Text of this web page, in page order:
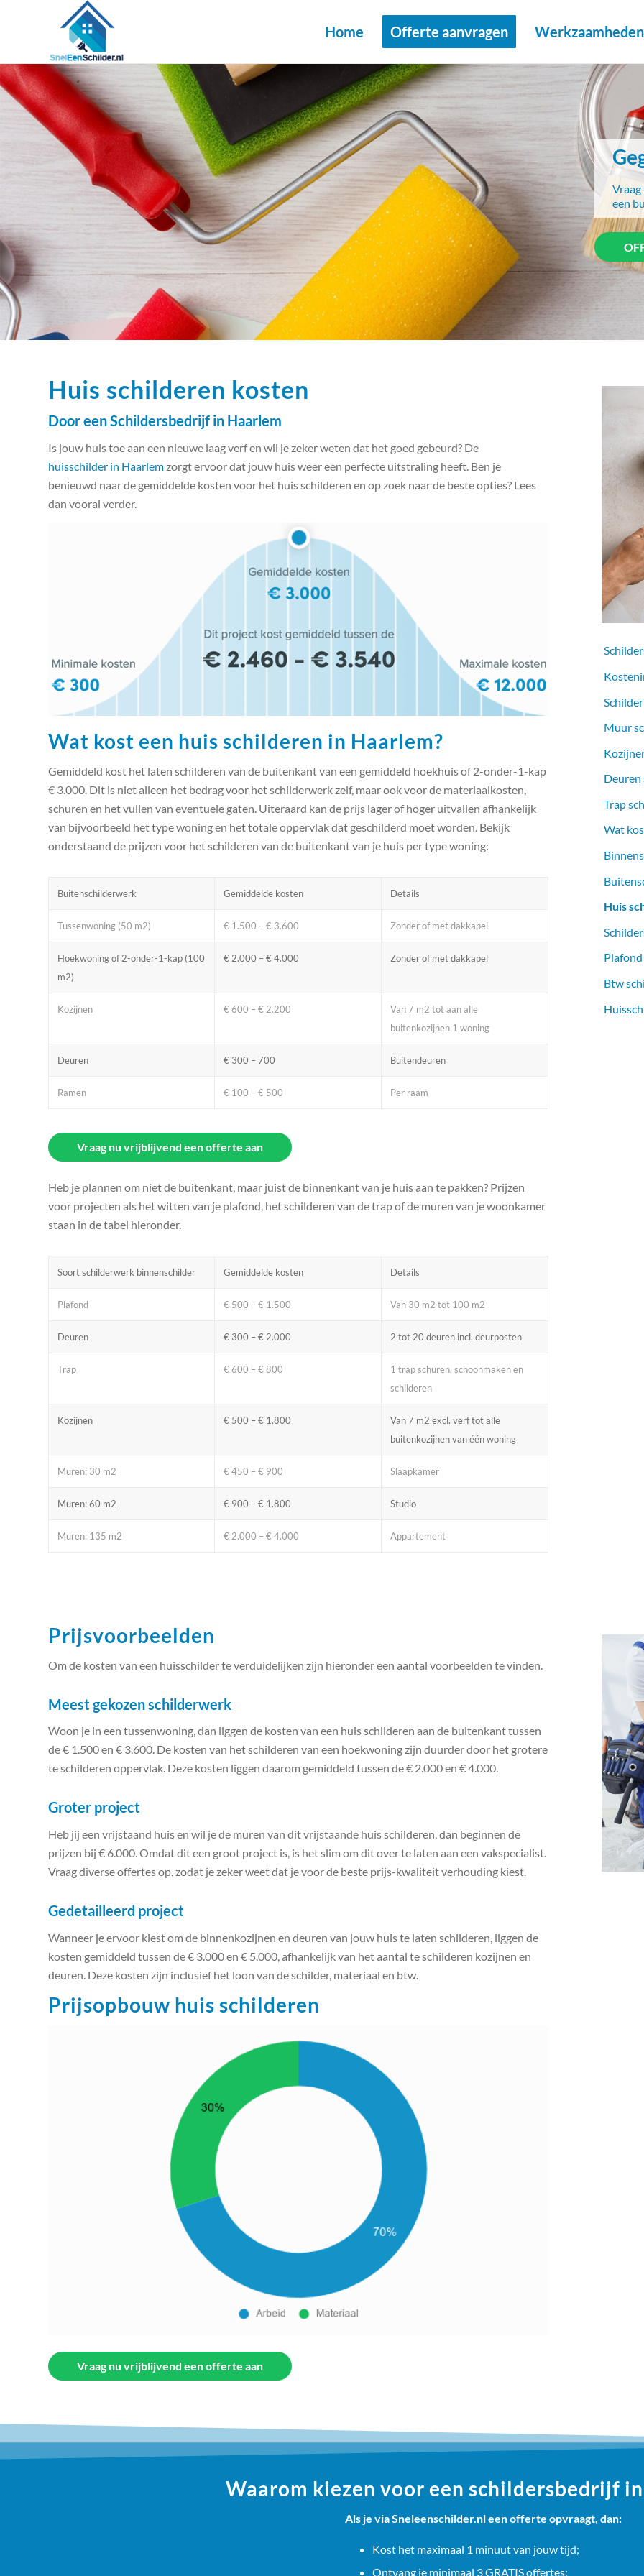
Home Offerte aanvragen
een
Huis schilderen kosten
Door een Schildersbedrijf in Haarlem
Is jouw huis toe aan een nieuwe laag verf en wil je zeker weten dat het goed gebeurd? De
huisschilder in Haarlemzorgt ervoor dat jouw huis weer een perfecte uitstraling heeft. Ben je
benieuwd naar de gemiddelde kosten voor het huis schilderen en op zoek naar de beste opties? Lees
dan vooral verder.
Wat kost een huis schilderen in Haarlem?
Gemiddeld kost het laten schilderen van de buitenkant van een gemiddeld hoekhuis of 2-onder-1-kap
€ 3.000. Dit is niet alleen het bedrag voor het schilderwerk zelf, maar ook voor de materiaalkosten,
schuren en het vullen van eventuele gaten. Uiteraard kan de prijs lager of hoger uitvallen afhankelijk
van bijvoorbeeld het type woning en het totale oppervlak dat geschilderd moet worden. Bekijk
onderstaand de prijzen voor het schilderen van de buitenkant van je huis per type woning:
Buitenschilderwerk Gemiddelde kosten Details
Tussenwoning (50 m2) € 1.500 – € 3.600 Zonder of met dakkapel
Hoekwoning of 2-onder-1-kap (100
m2)
€ 2.000 – € 4.000 Zonder of met dakkapel
Kozijnen € 600 – € 2.200
Van 7 m2 tot aan alle
buitenkozijnen 1 woning
Deuren € 300 – 700 Buitendeuren
Ramen € 100 – € 500 Per raam
Vraag nu vrijblijvend een offerte aan
Heb je plannen om niet de buitenkant, maar juist de binnenkant van je huis aan te pakken? Prijzen
voor projecten als het witten van je plafond, het schilderen van de trap of de muren van je woonkamer
staan in de tabel hieronder.
Soort schilderwerk binnenschilder Gemiddelde kosten Details
Plafond € 500 – € 1.500 Van 30 m2 tot 100 m2
Deuren € 300 – € 2.000 2 tot 20 deuren incl. deurposten
Trap € 600 – € 800
1 trap schuren, schoonmaken en
schilderen
Kozijnen € 500 – € 1.800
Van 7 m2 excl. verf tot alle
buitenkozijnen van één woning
Muren: 30 m2 € 450 – € 900 Slaapkamer
Muren: 60 m2 € 900 – € 1.800 Studio
Muren: 135 m2 € 2.000 – € 4.000 Appartement
Muur
Deuren
Trap
Wat
Huis
Btw
Prijsvoorbeelden
Om de kosten van een huisschilder te verduidelijken zijn hieronder een aantal voorbeelden te vinden.
Meest gekozen schilderwerk
Woon je in een tussenwoning, dan liggen de kosten van een huis schilderen aan de buitenkant tussen
de € 1.500 en € 3.600. De kosten van het schilderen van een hoekwoning zijn duurder door het grotere
te schilderen oppervlak. Deze kosten liggen daarom gemiddeld tussen de € 2.000 en € 4.000.
Groter project
Heb jij een vrijstaand huis en wil je de muren van dit vrijstaande huis schilderen, dan beginnen de
prijzen bij € 6.000. Omdat dit een groot project is, is het slim om dit over te laten aan een vakspecialist.
Vraag diverse offertes op, zodat je zeker weet dat je voor de beste prijs-kwaliteit verhouding kiest.
Gedetailleerd project
Wanneer je ervoor kiest om de binnenkozijnen en deuren van jouw huis te laten schilderen, liggen de
kosten gemiddeld tussen de € 3.000 en € 5.000, afhankelijk van het aantal te schilderen kozijnen en
deuren. Deze kosten zijn inclusief het loon van de schilder, materiaal en btw.
Prijsopbouw huis schilderen
Vraag nu vrijblijvend een offerte aan
Waarom kiezen voor een schildersbedrijf
Als je via Sneleenschilder.nl een offerte opvraagt, dan:
Kost het maximaal 1 minuut van jouw tijd;
Ontvang je minimaal 3 GRATIS offertes;